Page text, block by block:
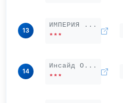
13
ИМПЕРИЯ ...
***
14
Инсайд О...
***